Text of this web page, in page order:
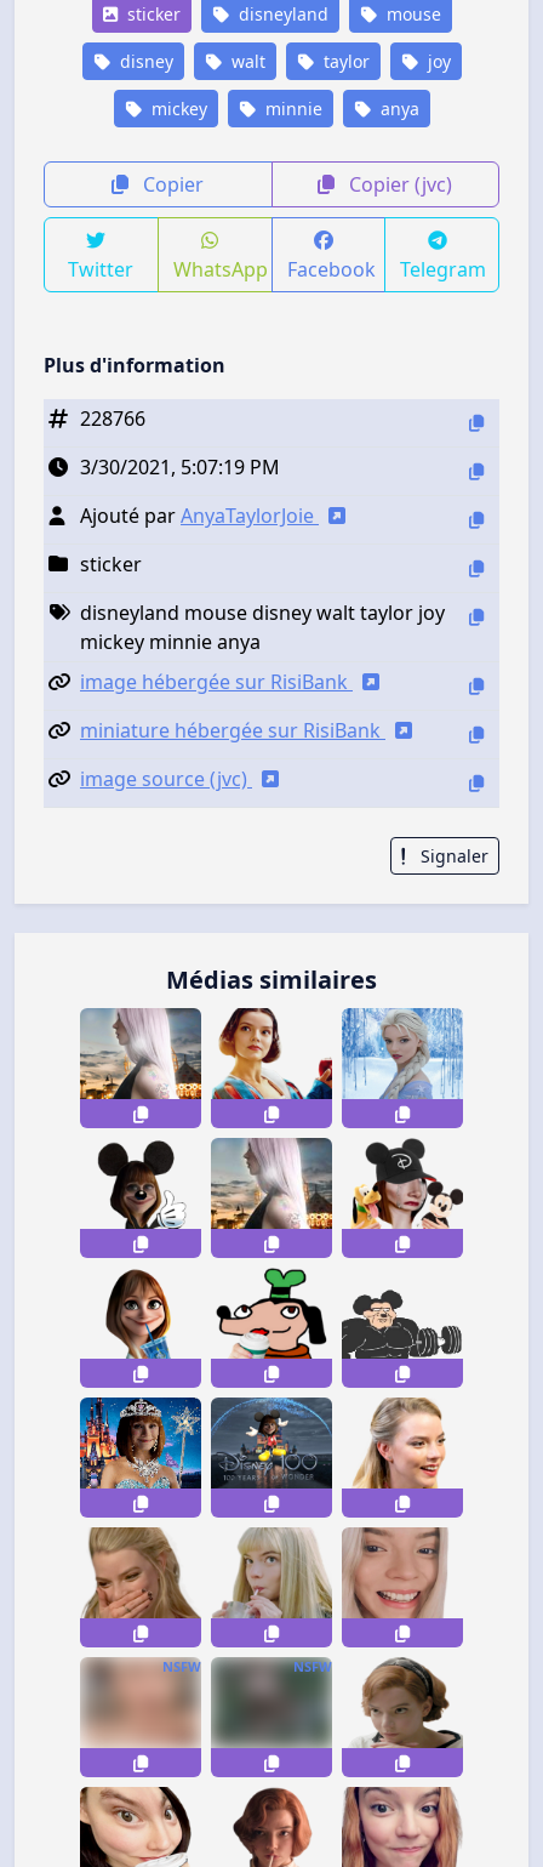
sticker disneyland mouse
disney walt taylor joy
mickey minnie anya
Copier Copier (jvc)
Twitter WhatsApp Facebook Telegram
Plus d'information
228766
3/30/2021, 5:07:19 PM
Ajouté parAnyaTaylorJoie
sticker
disneyland mouse disney walt taylor joy
mickey minnie anya
image hébergée sur RisiBank
miniature hébergée sur RisiBank
image source (jvc)
Signaler
Médias similaires
NSFW NSFW